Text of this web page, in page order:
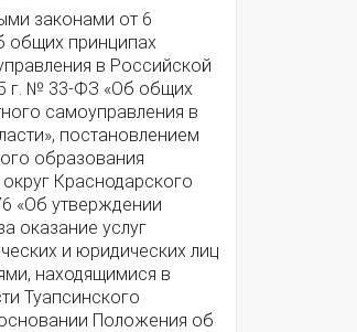
законами от 6
общих принципах
в Российской
г. № 33-ФЗ «Об общих
самоуправления в
постановлением
образования
Краснодарского
«Об утверждении
оказание услуг
и юридических лиц
находящимися в
Туапсинского
Положения об